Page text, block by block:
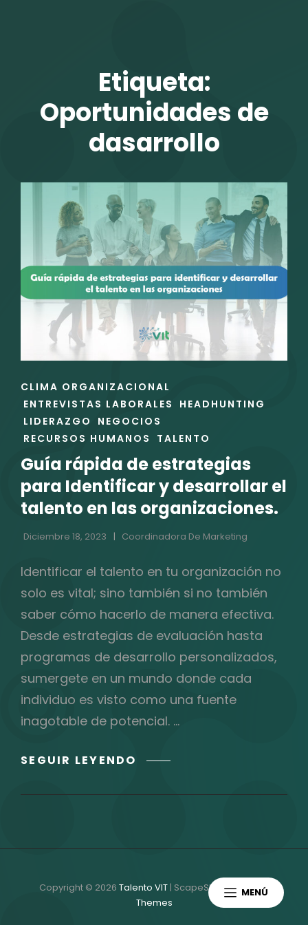
MENÚ
Etiqueta:
Oportunidades de
dasarrollo
ENLACES
DE
LAS
CATEGORÍAS
CLIMA ORGANIZACIONAL
ENTREVISTAS LABORALES
HEADHUNTING
LIDERAZGO
NEGOCIOS
RECURSOS HUMANOS
TALENTO
Guía rápida de estrategias
para Identificar y desarrollar el
talento en las organizaciones.
Diciembre 18, 2023 Coordinadora De Marketing
Identificar el talento en tu organización no
solo es vital; sino también si no también
saber cómo hacerlo de manera efectiva.
Desde estrategias de evaluación hasta
programas de desarrollo personalizados,
sumergete en un mundo donde cada
individuo es visto como una fuente
inagotable de potencial. …
SEGUIR LEYENDO GUÍA
DE
IDENTIFICAR
DESARROLLAR
EL
Copyright © 2026 Talento VIT | ScapeShot PorCatch
Themes